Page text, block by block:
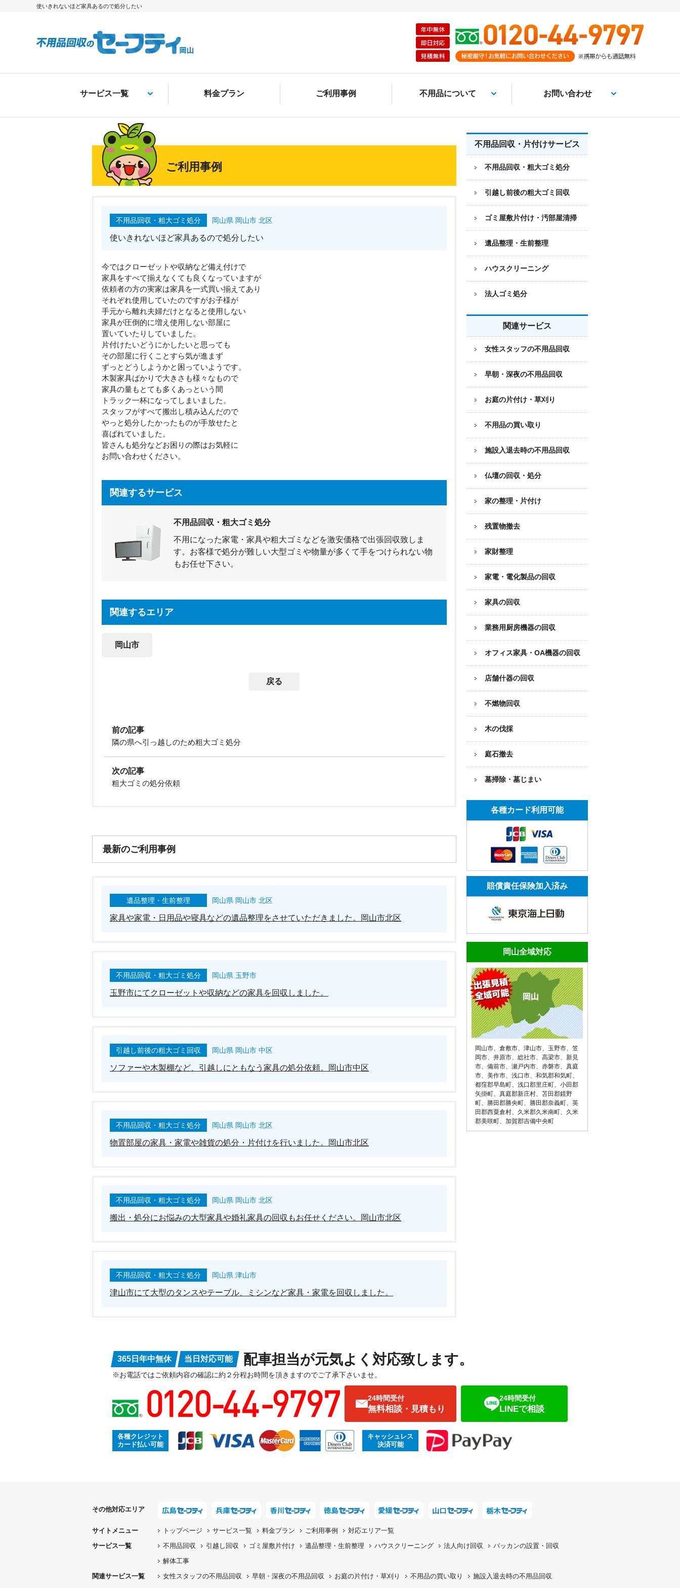
使いきれないほど家具あるので処分したい
サービス一覧 料金プラン ご利用事例 不用品について お問い合わせ
ご利用事例
不用品回収・粗大ゴミ処分 岡山県 岡山市 北区
使いきれないほど家具あるので処分したい
今ではクローゼットや収納など備え付けで
家具をすべて揃えなくても良くなっていますが
依頼者の方の実家は家具を一式買い揃えてあり
それぞれ使用していたのですがお子様が
手元から離れ夫婦だけとなると使用しない
家具が圧倒的に増え使用しない部屋に
置いていたりしていました。
片付けたいどうにかしたいと思っても
その部屋に行くことすら気が進まず
ずっとどうしようかと困っていようです。
木製家具ばかりで大きさも様々なもので
家具の量もとても多くあっという間
トラック一杯になってしまいました。
スタッフがすべて搬出し積み込んだので
やっと処分したかったものが手放せたと
喜ばれていました。
皆さんも処分などお困りの際はお気軽に
お問い合わせください。
関連するサービス
不用品回収・粗大ゴミ処分
不用になった家電・家具や粗大ゴミなどを激安価格で出張回収致しま
す。お客様で処分が難しい大型ゴミや物量が多くて手をつけられない物
もお任せ下さい。
関連するエリア
岡山市
戻る
前の記事
隣の県へ引っ越しのため粗大ゴミ処分
次の記事
粗大ゴミの処分依頼
最新のご利用事例
遺品整理・生前整理 岡山県 岡山市 北区
家具や家電・日用品や寝具などの遺品整理をさせていただきました。岡山市北区
不用品回収・粗大ゴミ処分 岡山県 玉野市
玉野市にてクローゼットや収納などの家具を回収しました。
引越し前後の粗大ゴミ回収 岡山県 岡山市 中区
ソファーや木製棚など、引越しにともなう家具の処分依頼。岡山市中区
不用品回収・粗大ゴミ処分 岡山県 岡山市 北区
物置部屋の家具・家電や雑貨の処分・片付けを行いました。岡山市北区
不用品回収・粗大ゴミ処分 岡山県 岡山市 北区
搬出・処分にお悩みの大型家具や婚礼家具の回収もお任せください。岡山市北区
不用品回収・粗大ゴミ処分 岡山県 津山市
津山市にて大型のタンスやテーブル、ミシンなど家具・家電を回収しました。
不用品回収・片付けサービス
不用品回収・粗大ゴミ処分
引越し前後の粗大ゴミ回収
ゴミ屋敷片付け・汚部屋清掃
遺品整理・生前整理
ハウスクリーニング
法人ゴミ処分
関連サービス
女性スタッフの不用品回収
早朝・深夜の不用品回収
お庭の片付け・草刈り
不用品の買い取り
施設入退去時の不用品回収
仏壇の回収・処分
家の整理・片付け
残置物撤去
家財整理
家電・電化製品の回収
家具の回収
業務用厨房機器の回収
オフィス家具 ・OA機器の回収
店舗什器の回収
不燃物回収
木の伐採
庭石撤去
墓掃除・墓じまい
各種カード利用可能
賠償責任保険加入済み
岡山全域対応
岡山市、 倉敷市、 津山市、 玉野市、 笠
岡市、 井原市、 総社市、 高梁市、 新見
市、 備前市、 瀬戸内市、 赤磐市、 真庭
市、 美作市、 浅口市、 和気郡和気町、
都窪郡早島町、 浅口郡里庄町、 小田郡
矢掛町、 真庭郡新庄村、 苫田郡鏡野
町、 勝田郡勝央町、 勝田郡奈義町、 英
田郡西粟倉村、 久米郡久米南町、 久米
郡美咲町、 加賀郡吉備中央町
365日年中無休 当日対応可能 配車担当が元気よく対応致します。
※お電話ではご依頼内容の確認に約２分程お時間を頂きますのでご了承下さいませ。
24時間受付
無料相談・見積もり
24時間受付
LINEで相談
各種クレジット
カード払い可能
キャッシュレス
決済可能
その他対応エリア
サイトメニュー トップページ サービス一覧 料金プラン ご利用事例
対応エリア一覧
サービス一覧
不用品回収 引越し回収 ゴミ屋敷片付け 遺品整理・生前整理 ハウスクリーニング 法人向け回収
バッカンの設置・回収
解体工事
関連サービス一覧
女性スタッフの不用品回収 早朝・深夜の不用品回収 お庭の片付け・ 草刈り 不用品の買い取り 施設入退去時の不用品回収